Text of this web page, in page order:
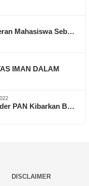
Mahasiswa Seb…
IMAN DALAM
PAN Kibarkan B…
DISCLAIMER